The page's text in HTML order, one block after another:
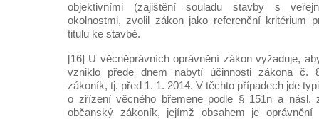
objektivními (zajištění souladu stavby s
okolnostmi, zvolil zákon jako referenční kritérium
titulu ke stavbě.
[16] U věcněprávních oprávnění zákon vyžaduje,
vzniklo přede dnem nabytí účinnosti zákona č.
zákoník, tj. před 1. 1. 2014. V těchto případech jde
o zřízení věcného břemene podle § 151n a násl.
občanský zákoník, jejímž obsahem je